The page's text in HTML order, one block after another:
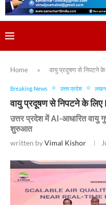
Home » वायु प्रदूषण से निपटने
Breaking News उत्तर प्रदेश
वायु प्रदूषण से निपटने के
उत्तर प्रदेश में AI-आधारित वायु
शुरुआत
written byVimal Kishor